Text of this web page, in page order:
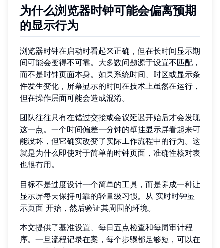
为什么浏览器时钟可能会偏离预期
的显示行为
浏览器时钟在启动时看起来正确，但在长时间显示期
间可能会变得不可靠。大多数问题源于设置不匹配，
而不是时钟页面本身。如果系统时间、时区或显示条
件发生变化，屏幕显示的时间在技术上虽然在运行，
但在操作层面可能会造成混淆。
团队往往只有在错过交接或会议延迟开始后才会发现
这一点。一个时间偏差一分钟的壁挂显示屏看起来可
能没坏，但它确实改变了实际工作流程中的行为。这
就是为什么即使对于简单的时钟页面，准确性核对表
也很有用。
目标不是过度设计一个简单的工具，而是养成一种让
显示屏每天保持可靠的轻量级习惯。从 实时时钟显
示页面 开始，然后验证其周围的环境。
本文提供了基准设置、每日五点检查和每周审计程
序。一旦流程记录在案，每个步骤都足够短，可以在